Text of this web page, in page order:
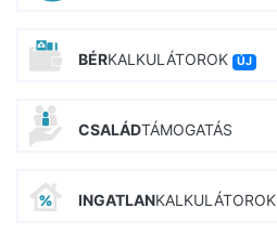
BÉRKALKULÁTOROK ÚJ
CSALÁDTÁMOGATÁS
INGATLANKALKULÁTOROK